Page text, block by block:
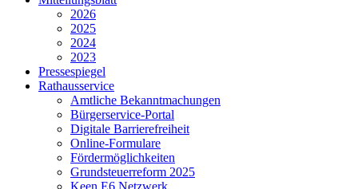
2026
2025
2024
2023
Pressespiegel
Rathausservice
Amtliche Bekanntmachungen
Bürgerservice-Portal
Digitale Barrierefreiheit
Online-Formulare
Fördermöglichkeiten
Grundsteuerreform 2025
Keen E6 Netzwerk